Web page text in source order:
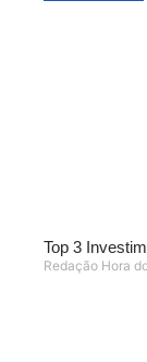
Top 3
Redação Hora